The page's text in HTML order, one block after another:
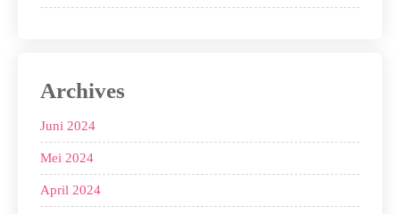
Archives
Juni 2024
Mei 2024
April 2024